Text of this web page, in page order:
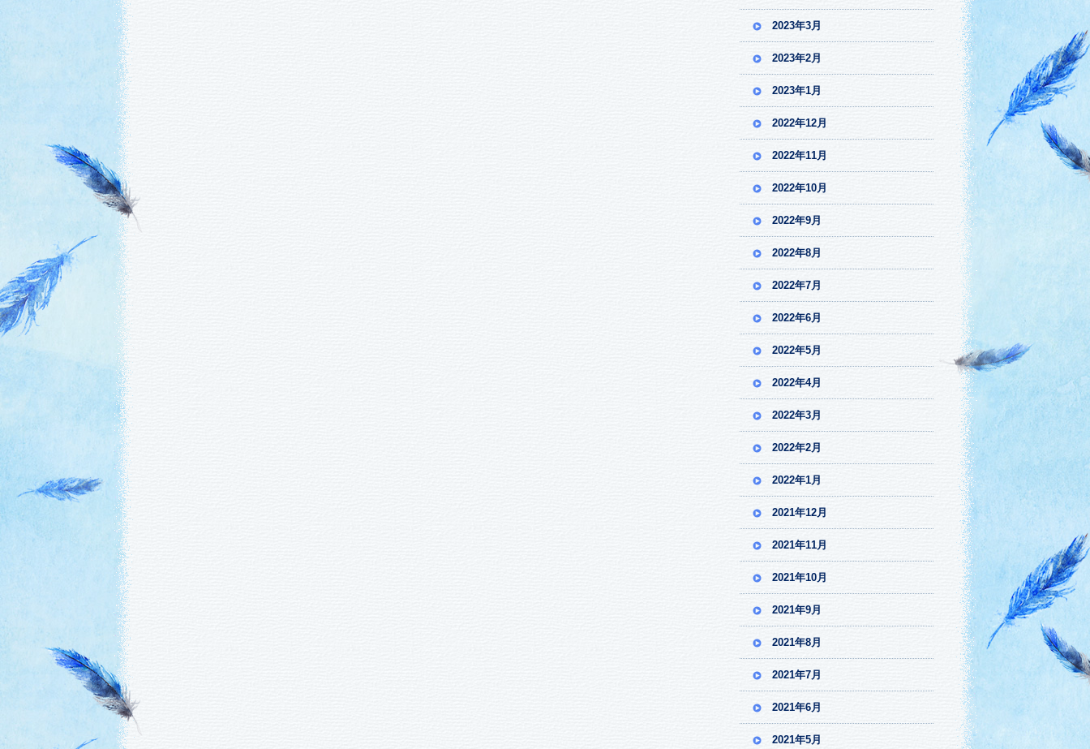
2023年3月
2023年2月
2023年1月
2022年12月
2022年11月
2022年10月
2022年9月
2022年8月
2022年7月
2022年6月
2022年5月
2022年4月
2022年3月
2022年2月
2022年1月
2021年12月
2021年11月
2021年10月
2021年9月
2021年8月
2021年7月
2021年6月
2021年5月